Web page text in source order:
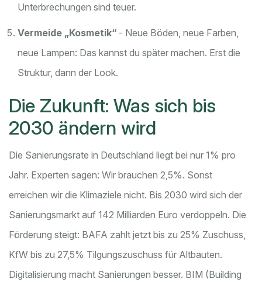
Unterbrechungen sind teuer.
Vermeide „Kosmetik“ - Neue Böden, neue Farben,
neue Lampen: Das kannst du später machen. Erst die
Struktur, dann der Look.
Die Zukunft: Was sich bis
2030 ändern wird
Die Sanierungsrate in Deutschland liegt bei nur 1% pro
Jahr. Experten sagen: Wir brauchen 2,5%. Sonst
erreichen wir die Klimaziele nicht. Bis 2030 wird sich der
Sanierungsmarkt auf 142 Milliarden Euro verdoppeln. Die
Förderung steigt: BAFA zahlt jetzt bis zu 25% Zuschuss,
KfW bis zu 27,5% Tilgungszuschuss für Altbauten.
Digitalisierung macht Sanierungen besser. BIM (Building